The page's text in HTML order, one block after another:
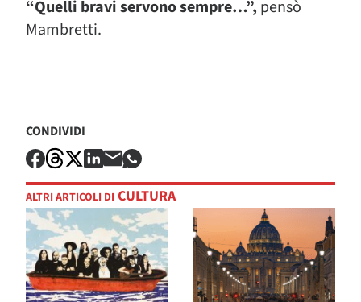
“Quelli bravi servono sempre…”, pensò
Mambretti.
CONDIVIDI
ALTRI ARTICOLI DI CULTURA